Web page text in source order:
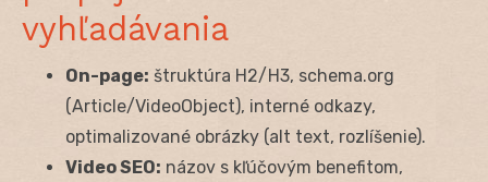
vyhľadávania
On-page: štruktúra H2/H3, schema.org
(Article/VideoObject), interné odkazy,
optimalizované obrázky (alt text, rozlíšenie).
Video SEO: názov s kľúčovým benefitom,